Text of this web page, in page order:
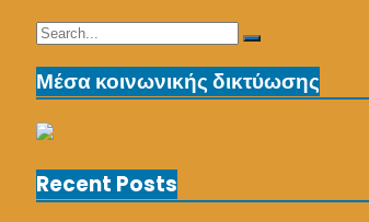
Search
Search
Μέσα κοινωνικής δικτύωσης
Recent Posts